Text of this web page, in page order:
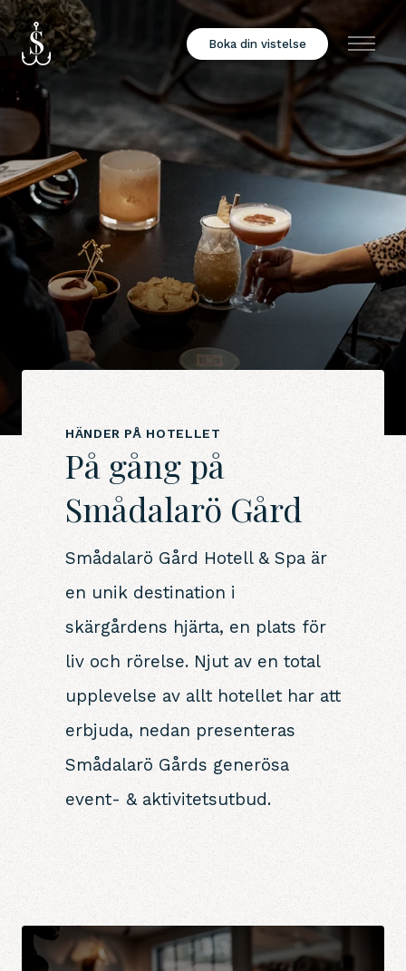
Boka din vistelse Meny
HÄNDER PÅ HOTELLET
På gång på
Smådalarö Gård
Smådalarö Gård Hotell & Spa är
en unik destination i
skärgårdens hjärta, en plats för
liv och rörelse. Njut av en total
upplevelse av allt hotellet har att
erbjuda, nedan presenteras
Smådalarö Gårds generösa
event- & aktivitetsutbud.